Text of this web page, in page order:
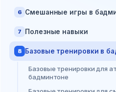
6 Смешанные игры в
7 Полезные навыки
8 Базовые тренировки в
Базовые тренировки для
бадминтоне